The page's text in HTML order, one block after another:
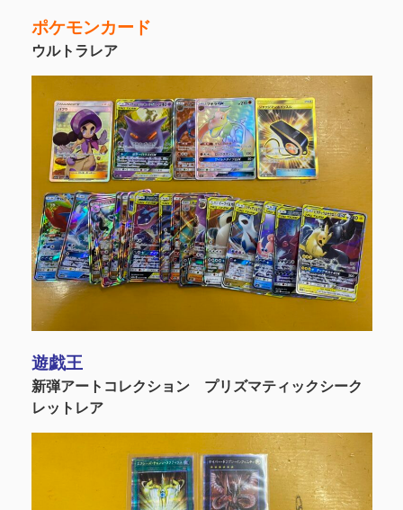
ポケモンカード
ウルトラレア
遊戯王
新弾アートコレクション プリズマティックシーク
レットレア